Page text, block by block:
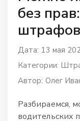
без
штрафов
Дата: 13 мая
Категории:
Автор: Олег
Разбираемся,
водительских